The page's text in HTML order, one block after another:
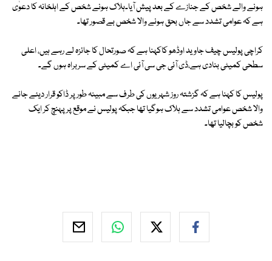
ہونے والے شخص کے جنازے کے بعد پیش آیا۔ہلاک ہونے شخص کے اہلخانہ کا دعوٰی
ہے کہ عوامی تشدد سے جاں بحق ہونے والا شخص بے قصور تھا۔
کراچی پولیس چیف جاوید اوڈھو کاکہنا ہے کہ صورتحال کا جائزہ لے رہے ہیں، اعلی
سطحی کمیٹی بنادی ہے،ڈی آئی جی سی آئی اے کمیٹی کے سربراہ ہوں گے۔
پولیس کا کہنا ہے کہ گزشتہ روز شہریوں کی طرف سے مبینہ طور پر ڈاکو قرار دیئے جانے
والا شخص عوامی تشدد سے ہلاک ہوگیا تھا جبکہ پولیس نے موقع پر پہنچ کر ایک
شخص کو بچالیا تھا۔